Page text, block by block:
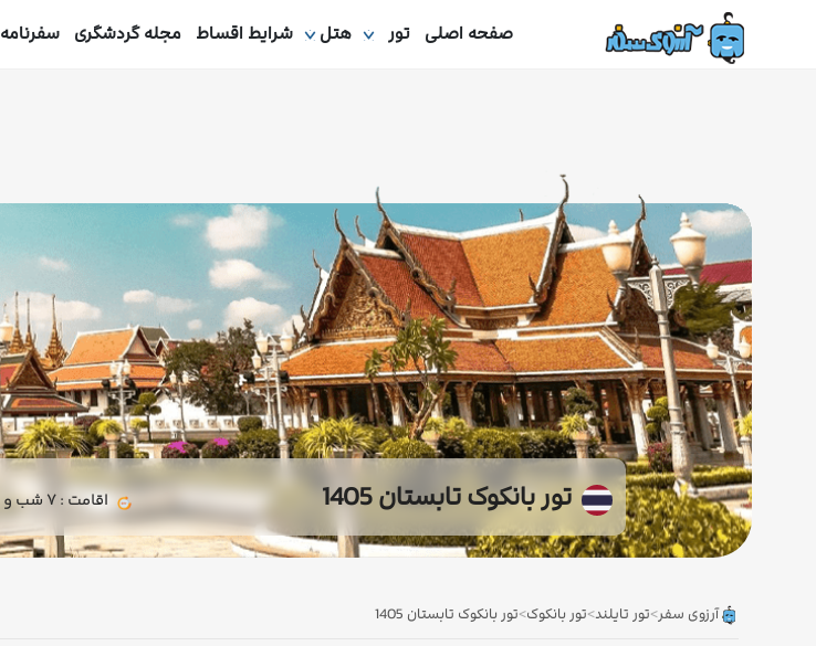
صفحه اصلی تور هتل شرایط اقساط مجله گردشگری سفرنامه
تور بانکوک تابستان 1405 اقامت : 7 شب و 8 روز
آرزوی سفر>تور تایلند>تور بانکوک>تور بانکوک تابستان 1405